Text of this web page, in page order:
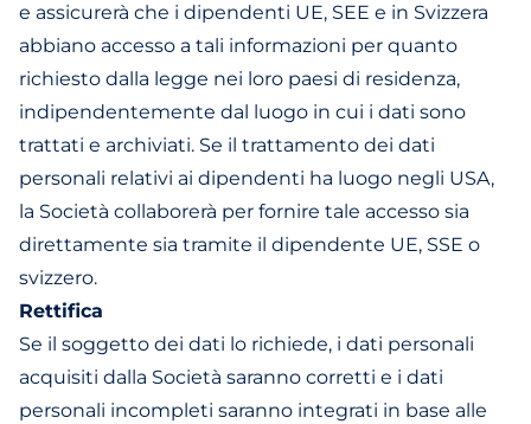
e assicurerà che i dipendenti UE, SEE e in Svizzera
abbiano accesso a tali informazioni per quanto
richiesto dalla legge nei loro paesi di residenza,
indipendentemente dal luogo in cui i dati sono
trattati e archiviati. Se il trattamento dei dati
personali relativi ai dipendenti ha luogo negli USA,
la Società collaborerà per fornire tale accesso sia
direttamente sia tramite il dipendente UE, SSE o
svizzero.
Rettifica
Se il soggetto dei dati lo richiede, i dati personali
acquisiti dalla Società saranno corretti e i dati
personali incompleti saranno integrati in base alle